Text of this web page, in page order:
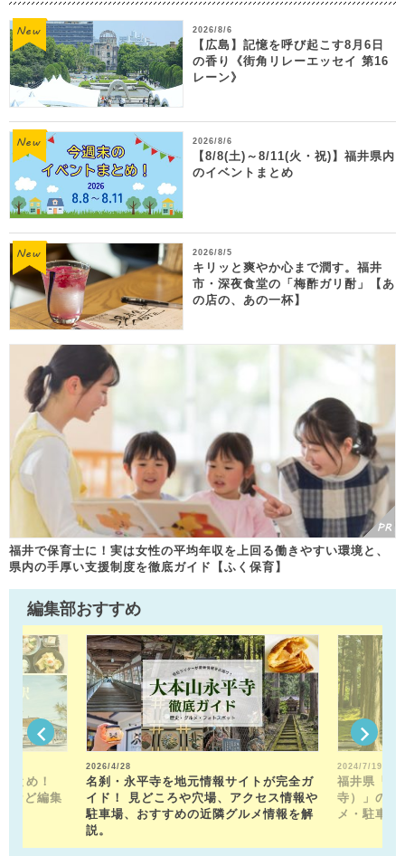
2026/8/6
【広島】記憶を呼び起こす8月6日
の香り《街角リレーエッセイ 第16
レーン》
2026/8/6
【8/8(土)～8/11(火・祝)】福井県内
のイベントまとめ
2026/8/5
キリッと爽やか心まで潤す。福井
市・深夜食堂の「梅酢ガリ酎」【あ
の店の、あの一杯】
福井で保育士に！実は女性の平均年収を上回る働きやすい環境と、
県内の手厚い支援制度を徹底ガイド【ふく保育】
編集部おすすめ
とめ！
など編集
2026/4/28
名刹・永平寺を地元情報サイトが完全ガ
イド！ 見どころや穴場、アクセス情報や
駐車場、おすすめの近隣グルメ情報を解
説。
2024/7/19
福井県「平
寺）」の見
メ・駐車場